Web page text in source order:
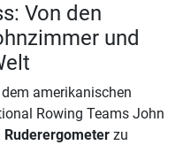
Von den
und
amerikanischen
Rowing Teams John
Ruderergometer zu